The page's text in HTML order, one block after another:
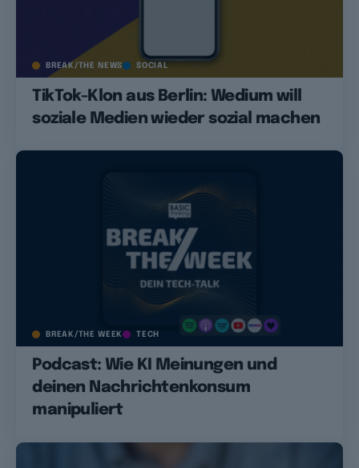
BREAK/THE NEWS SOCIAL
TikTok-Klon aus Berlin: Wedium will
soziale Medien wieder sozial machen
BREAK/THE WEEK TECH
Podcast: Wie KI Meinungen und
deinen Nachrichtenkonsum
manipuliert